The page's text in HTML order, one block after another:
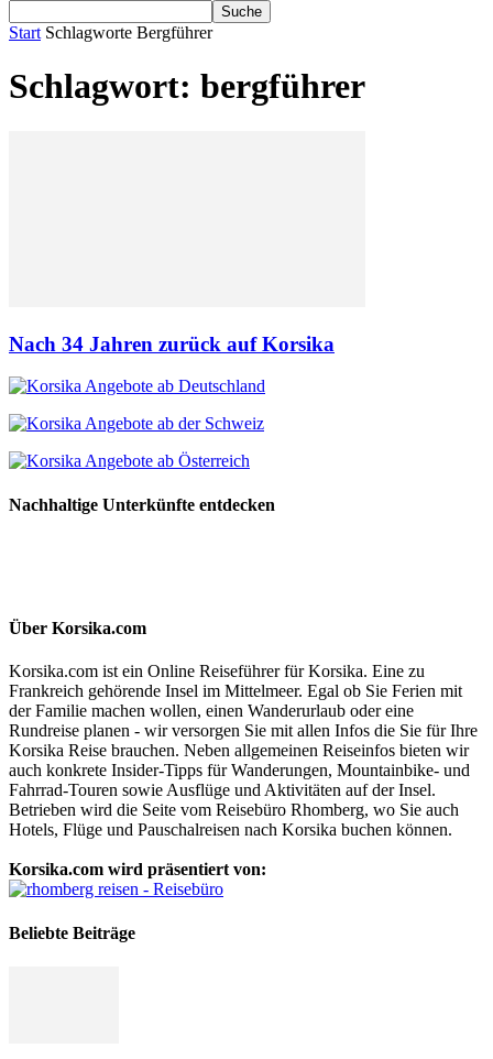
Start Schlagworte Bergführer
Schlagwort: bergführer
Nach 34 Jahren zurück auf Korsika
Nachhaltige Unterkünfte entdecken
Über Korsika.com
Korsika.com ist ein Online Reiseführer für Korsika. Eine zu
Frankreich gehörende Insel im Mittelmeer. Egal ob Sie Ferien mit
der Familie machen wollen, einen Wanderurlaub oder eine
Rundreise planen - wir versorgen Sie mit allen Infos die Sie für Ihre
Korsika Reise brauchen. Neben allgemeinen Reiseinfos bieten wir
auch konkrete Insider-Tipps für Wanderungen, Mountainbike- und
Fahrrad-Touren sowie Ausflüge und Aktivitäten auf der Insel.
Betrieben wird die Seite vom Reisebüro Rhomberg, wo Sie auch
Hotels, Flüge und Pauschalreisen nach Korsika buchen können.
Korsika.com wird präsentiert von:
Beliebte Beiträge